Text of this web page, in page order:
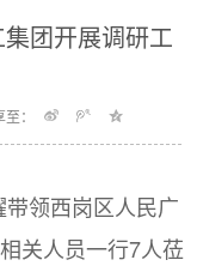
团开展调研工
：
领西岗区人民广
关人员一行7人莅